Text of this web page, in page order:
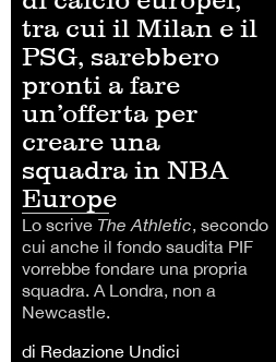
tra cui il Milan e il
PSG, sarebbero
pronti a fare
un’offerta per
creare una
squadra in NBA
Europe
Lo scrive The Athletic, secondo
cui anche il fondo saudita PIF
vorrebbe fondare una propria
squadra. A Londra, non a
Newcastle.
di Redazione Undici